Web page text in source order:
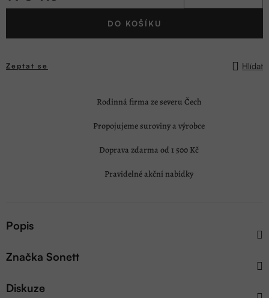
Měrná
DO KOŠÍKU
Zeptat se Hlídat
Rodinná firma ze severu Čech
Propojujeme suroviny a výrobce
Doprava zdarma od 1 500 Kč
Pravidelné akční nabídky
Popis
Značka Sonett
Diskuze